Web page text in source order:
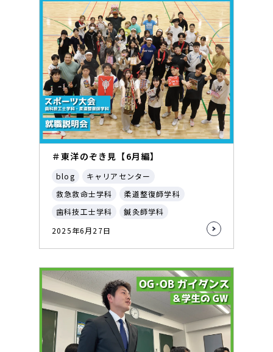
＃東洋のぞき見【6月編】
blog
キャリアセンター
救急救命士学科
柔道整復師学科
歯科技工士学科
鍼灸師学科
2025年6月27日